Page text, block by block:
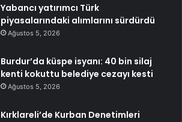
Yabancı yatırımcı Türk
piyasalarındaki alımlarını sürdürdü
Ağustos 5, 2026
Burdur’da küspe isyanı: 40 bin silaj
kenti kokuttu belediye cezayı kesti
Ağustos 5, 2026
Kırklareli’de Kurban Denetimleri